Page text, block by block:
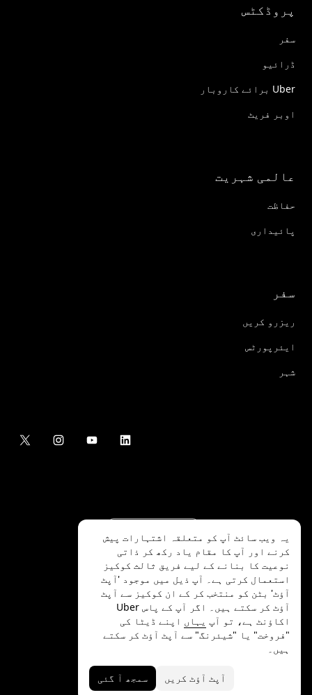
پروڈکٹس
سفر
ڈرائیو
Uber برائے کاروبار
اوبر فریٹ
عالمی شہریت
حفاظت
پائیداری
سفر
ریزرو کریں
ایئرپورٹس
شہر
©
2026
.Uber Technologies Inc
شرائط
یہ ویب سائٹ آپ کو متعلقہ اشتہارات پیش
کرنے اور آپ کا مقام یاد رکھ کر ذاتی
نوعیت کا بنانے کے لیے فریق ثالث کوکیز
استعمال کرتی ہے۔ آپ ذیل میں موجود 'آپٹ
آؤٹ' بٹن کو منتخب کر کے ان کوکیز سے آپٹ
آؤٹ کر سکتے ہیں۔ اگر آپ کے پاس Uber
اکاؤنٹ ہے، تو آپ یہاں اپنے ڈیٹا کی
"فروخت" یا "شیئرنگ" سے آپٹ آؤٹ کر سکتے
ہیں۔
آپٹ آؤٹ کریں سمجھ آ گئی